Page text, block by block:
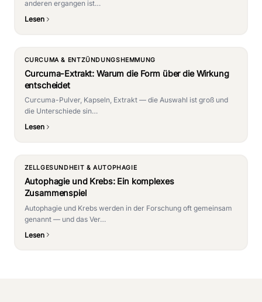
anderen ergangen ist…
Lesen
CURCUMA & ENTZÜNDUNGSHEMMUNG
Curcuma-Extrakt: Warum die Form über die Wirkung
entscheidet
Curcuma-Pulver, Kapseln, Extrakt — die Auswahl ist groß und
die Unterschiede sin…
Lesen
ZELLGESUNDHEIT & AUTOPHAGIE
Autophagie und Krebs: Ein komplexes
Zusammenspiel
Autophagie und Krebs werden in der Forschung oft gemeinsam
genannt — und das Ver…
Lesen